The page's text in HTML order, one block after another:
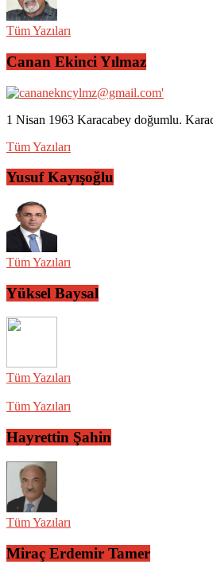
Tüm Yazıları
Canan Ekinci Yılmaz
1 Nisan 1963 Karacabey doğumlu.
Tüm Yazıları
Yusuf Kayışoğlu
Tüm Yazıları
Yüksel Baysal
Tüm Yazıları
Tüm Yazıları
Hayrettin Şahin
Tüm Yazıları
Miraç Erdemir Tamer